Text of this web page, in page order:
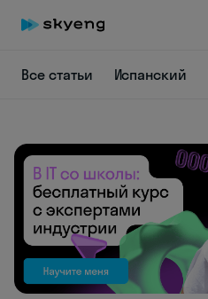
Все статьи Испанский
Skyeng Chat
online